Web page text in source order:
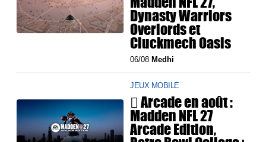
Dynasty Warriors
Overlords et
Cluckmech Oasis
06/08Medhi
JEUX MOBILE
 Arcade en août :
Madden NFL 27
Arcade Edition,